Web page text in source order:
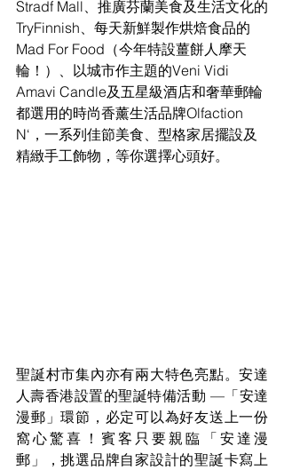
Stradf Mall、推廣芬蘭美食及生活文化的
TryFinnish、每天新鮮製作烘焙食品的
Mad For Food（今年特設薑餅人摩天
輪！）、以城市作主題的Veni Vidi
Amavi Candle及五星級酒店和奢華郵輪
都選用的時尚香薰生活品牌Olfaction
N‘，一系列佳節美食、型格家居擺設及
精緻手工飾物，等你選擇心頭好。
聖誕村市集內亦有兩大特色亮點。安達
人壽香港設置的聖誕特備活動 —「安達
漫郵」環節，必定可以為好友送上一份
窩心驚喜！賓客只要親臨「安達漫
郵」，挑選品牌自家設計的聖誕卡寫上